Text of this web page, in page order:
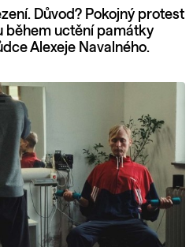
Důvod? Pokojný protest
během uctění památky
Alexeje Navalného.